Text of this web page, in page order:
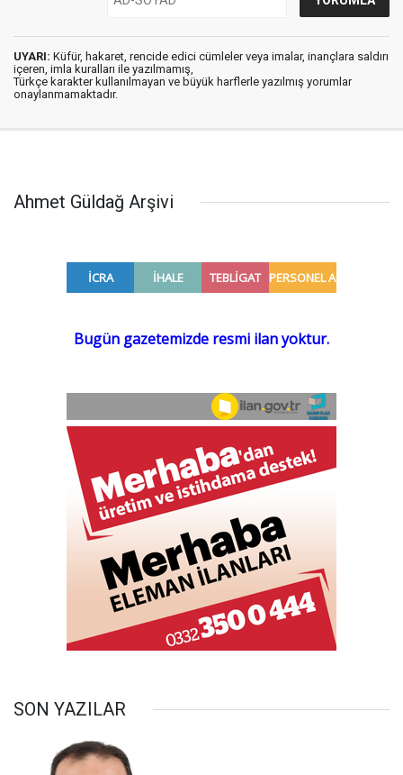
UYARI: Küfür, hakaret, rencide edici cümleler veya imalar, inançlara saldırı
içeren, imla kuralları ile yazılmamış,
Türkçe karakter kullanılmayan ve büyük harflerle yazılmış yorumlar
onaylanmamaktadır.
Ahmet Güldağ Arşivi
SON YAZILAR